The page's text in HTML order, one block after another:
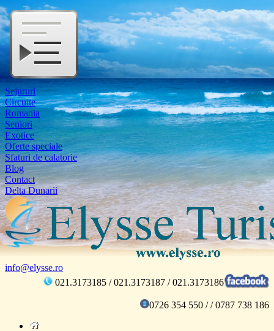
Sejururi
Circuite
Romania
Seniori
Exotice
Oferte speciale
Sfaturi de calatorie
Blog
Contact
Delta Dunarii
info@elysse.ro
021.3173185 / 021.3173187 / 021.3173186
0726 354 550 / / 0787 738 186